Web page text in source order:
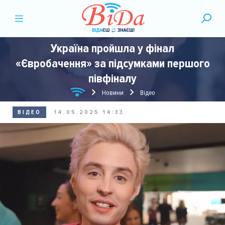
Україна пройшла у фінал
«Євробачення» за підсумками першого
півфіналу
Новини Відео
ВІДЕО 14.05.2025 14:33